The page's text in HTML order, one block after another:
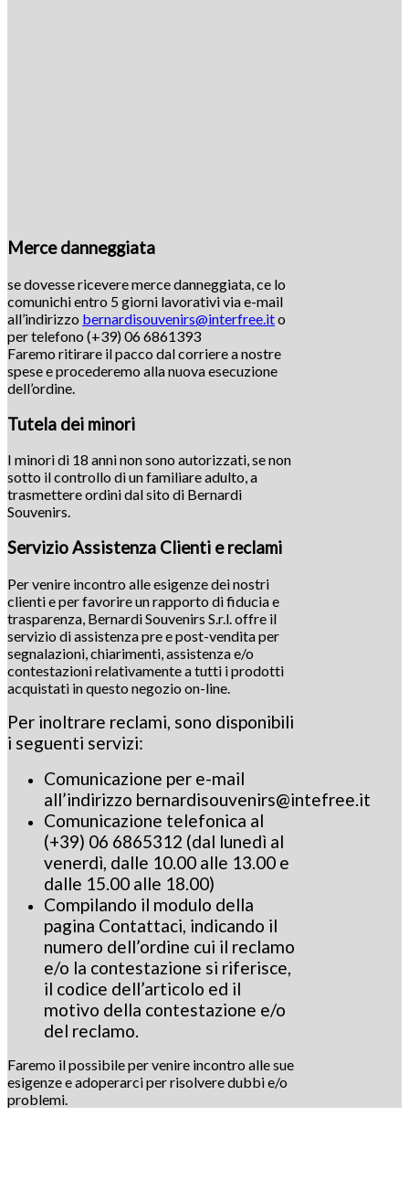
Merce danneggiata
se dovesse ricevere merce danneggiata, ce lo
comunichi entro 5 giorni lavorativi via e-mail
all’indirizzo bernardisouvenirs@interfree.ito
per telefono (+39) 06 6861393
Faremo ritirare il pacco dal corriere a nostre
spese e procederemo alla nuova esecuzione
dell’ordine.
Tutela dei minori
I minori di 18 anni non sono autorizzati, se non
sotto il controllo di un familiare adulto, a
trasmettere ordini dal sito di Bernardi
Souvenirs.
Servizio Assistenza Clienti e reclami
Per venire incontro alle esigenze dei nostri
clienti e per favorire un rapporto di fiducia e
trasparenza, Bernardi Souvenirs S.r.l. offre il
servizio di assistenza pre e post-vendita per
segnalazioni, chiarimenti, assistenza e/o
contestazioni relativamente a tutti i prodotti
acquistati in questo negozio on-line.
Per inoltrare reclami, sono disponibili
i seguenti servizi:
Comunicazione per e-mail
all’indirizzo bernardisouvenirs@intefree.it
Comunicazione telefonica al
(+39) 06 6865312 (dal lunedì al
venerdì, dalle 10.00 alle 13.00 e
dalle 15.00 alle 18.00)
Compilando il modulo della
pagina Contattaci, indicando il
numero dell’ordine cui il reclamo
e/o la contestazione si riferisce,
il codice dell’articolo ed il
motivo della contestazione e/o
del reclamo.
Faremo il possibile per venire incontro alle sue
esigenze e adoperarci per risolvere dubbi e/o
problemi.